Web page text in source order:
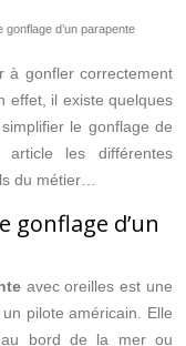
d’un parapente
à gonfler correctement
effet, il existe quelques
le gonflage de
les différentes
du métier…
gonflage d’un
avec oreilles est une
pilote américain. Elle
bord de la mer ou